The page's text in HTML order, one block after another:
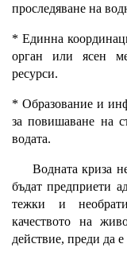
проследяване на
* Единна
орган или ясен
ресурси.
* Образование и
за повишаване на
водата.
Водната криза не
бъдат предприети
тежки и
качеството на
действие, преди да